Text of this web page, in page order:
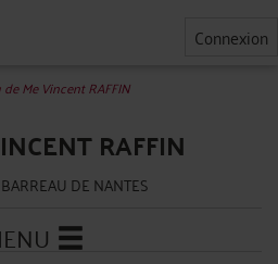
Connexion
Me Vincent RAFFIN
RAFFIN
DE NANTES